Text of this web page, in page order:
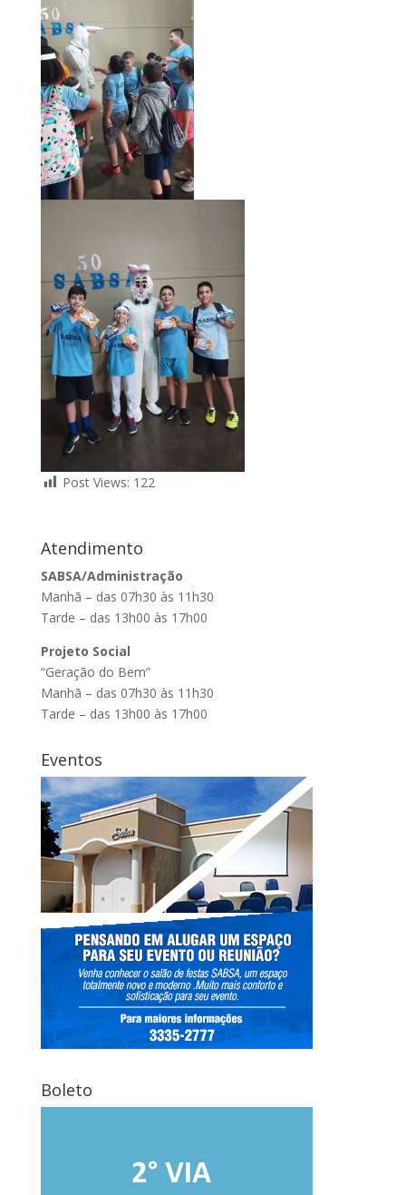
Post Views: 122
Atendimento
SABSA/Administração
Manhã – das 07h30 às 11h30
Tarde – das 13h00 às 17h00
Projeto Social
“Geração do Bem”
Manhã – das 07h30 às 11h30
Tarde – das 13h00 às 17h00
Eventos
Boleto